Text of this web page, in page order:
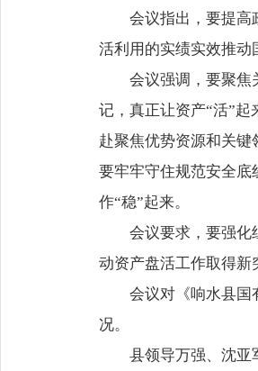
会议指出，要提高
活利用的实绩实效推
会议强调，要聚焦
记，真正让资产“活”
赴聚焦优势资源和关键
要牢牢守住规范安全
作“稳”起来。
会议要求，要强化
动资产盘活工作取得
会议对《响水县国
况。
县领导万强、沈亚